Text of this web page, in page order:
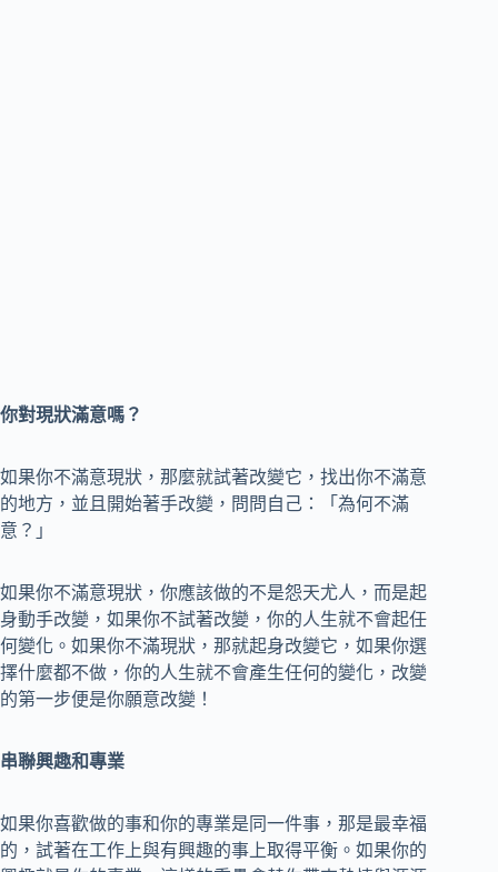
你對現狀滿意嗎？
如果你不滿意現狀，那麼就試著改變它，找出你不滿意
的地方，並且開始著手改變，問問自己：「為何不滿
意？」
如果你不滿意現狀，你應該做的不是怨天尤人，而是起
身動手改變，如果你不試著改變，你的人生就不會起任
何變化。如果你不滿現狀，那就起身改變它，如果你選
擇什麼都不做，你的人生就不會產生任何的變化，改變
的第一步便是你願意改變！
串聯興趣和專業
如果你喜歡做的事和你的專業是同一件事，那是最幸福
的，試著在工作上與有興趣的事上取得平衡。如果你的